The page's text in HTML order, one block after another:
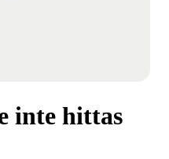
inte hittas